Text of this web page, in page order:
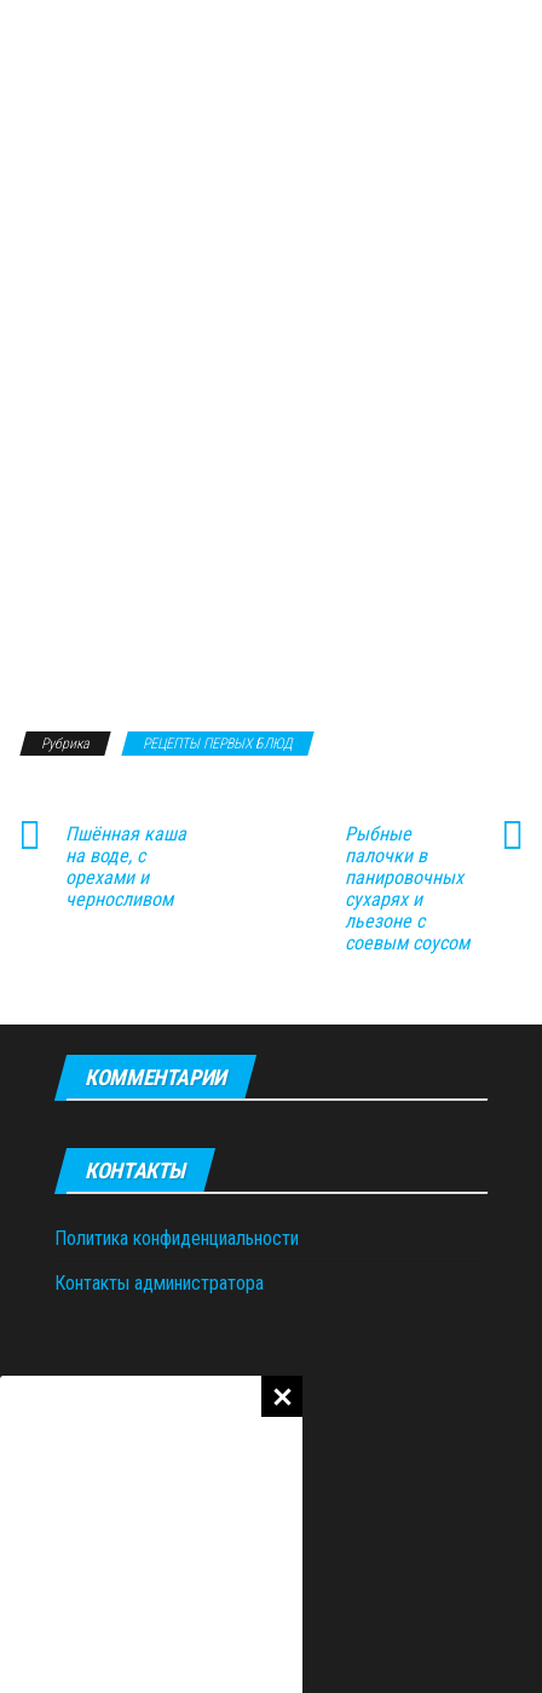
Рубрика РЕЦЕПТЫ ПЕРВЫХ БЛЮД
Пшённая каша
на воде, с
орехами и
черносливом
Рыбные
палочки в
панировочных
сухарях и
льезоне с
соевым соусом
КОММЕНТАРИИ
КОНТАКТЫ
Политика конфиденциальности
Контакты администратора